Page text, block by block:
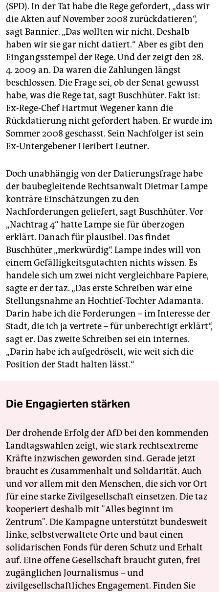
(SPD). In der Tat habe die Rege gefordert, „dass wir
die Akten auf November 2008 zurückdatieren“,
sagt Bannier. „Das wollten wir nicht. Deshalb
haben wir sie gar nicht datiert.“ Aber es gibt den
Eingangsstempel der Rege. Und der zeigt den 28.
4. 2009 an. Da waren die Zahlungen längst
beschlossen. Die Frage sei, ob der Senat gewusst
habe, was die Rege tat, sagt Buschhüter. Fakt ist:
Ex-Rege-Chef Hartmut Wegener kann die
Rückdatierung nicht gefordert haben. Er wurde im
Sommer 2008 geschasst. Sein Nachfolger ist sein
Ex-Untergebener Heribert Leutner.
Doch unabhängig von der Datierungsfrage habe
der baubegleitende Rechtsanwalt Dietmar Lampe
konträre Einschätzungen zu den
Nachforderungen geliefert, sagt Buschhüter. Vor
„Nachtrag 4“ hatte Lampe sie für überzogen
erklärt. Danach für plausibel. Das findet
Buschhüter „merkwürdig“. Lampe indes will von
einem Gefälligkeitsgutachten nichts wissen. Es
handele sich um zwei nicht vergleichbare Papiere,
sagte er der taz. „Das erste Schreiben war eine
Stellungsnahme an Hochtief-Tochter Adamanta.
Darin habe ich die Forderungen – im Interesse der
Stadt, die ich ja vertrete – für unberechtigt erklärt“,
sagt er. Das zweite Schreiben sei ein internes.
„Darin habe ich aufgedröselt, wie weit sich die
Position der Stadt halten lässt.“
Die Engagierten stärken
Der drohende Erfolg der AfD bei den kommenden
Landtagswahlen zeigt, wie stark rechtsextreme
Kräfte inzwischen geworden sind. Gerade jetzt
braucht es Zusammenhalt und Solidarität. Auch
und vor allem mit den Menschen, die sich vor Ort
für eine starke Zivilgesellschaft einsetzen. Die taz
kooperiert deshalb mit "Alles beginnt im
Zentrum". Die Kampagne unterstützt bundesweit
linke, selbstverwaltete Orte und baut einen
solidarischen Fonds für deren Schutz und Erhalt
auf. Eine offene Gesellschaft braucht guten, frei
zugänglichen Journalismus – und
zivilgesellschaftliches Engagement. Finden Sie